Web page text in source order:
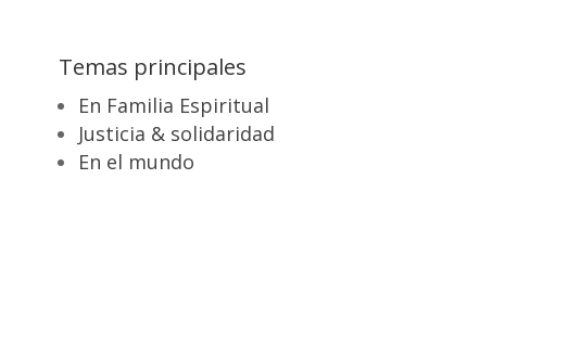
Temas principales
En Familia Espiritual
Justicia & solidaridad
En el mundo